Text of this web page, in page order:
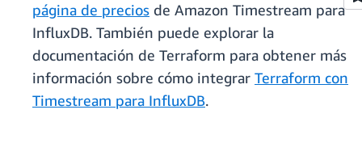
página de precios de Amazon Timestream para
InfluxDB. También puede explorar la
documentación de Terraform para obtener más
información sobre cómo integrar Terraform con
Timestream para InfluxDB.